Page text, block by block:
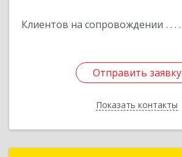
Клиентов на сопровождении
Отправить заявку
Показать контакты
Отправить заявку
Назад